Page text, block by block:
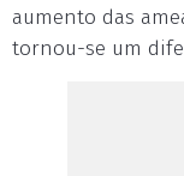
aumento das
tornou-se um